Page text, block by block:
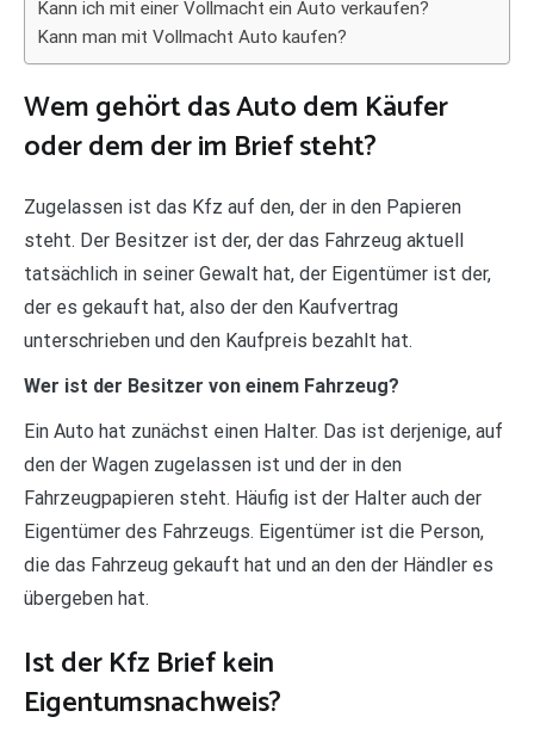
Kann ich mit einer Vollmacht ein Auto verkaufen?
Kann man mit Vollmacht Auto kaufen?
Wem gehört das Auto dem Käufer
oder dem der im Brief steht?
Zugelassen ist das Kfz auf den, der in den Papieren
steht. Der Besitzer ist der, der das Fahrzeug aktuell
tatsächlich in seiner Gewalt hat, der Eigentümer ist der,
der es gekauft hat, also der den Kaufvertrag
unterschrieben und den Kaufpreis bezahlt hat.
Wer ist der Besitzer von einem Fahrzeug?
Ein Auto hat zunächst einen Halter. Das ist derjenige, auf
den der Wagen zugelassen ist und der in den
Fahrzeugpapieren steht. Häufig ist der Halter auch der
Eigentümer des Fahrzeugs. Eigentümer ist die Person,
die das Fahrzeug gekauft hat und an den der Händler es
übergeben hat.
Ist der Kfz Brief kein
Eigentumsnachweis?